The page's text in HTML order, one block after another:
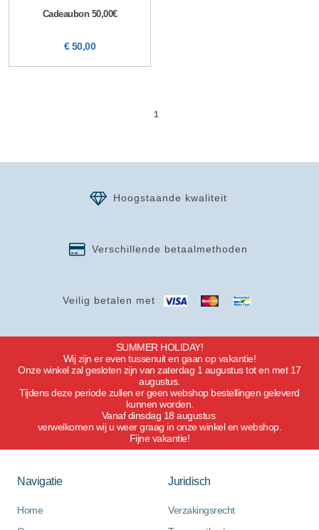
Cadeaubon 50,00€
€ 50,00
1
Veilig betalen met
Verschillende betaalmethoden
Hoogstaande kwaliteit
SUMMER HOLIDAY!
Wij zijn er even tussenuit en gaan op vakantie!
Onze winkel zal gesloten zijn van zaterdag 1 augustus tot en met 17
augustus.
Tijdens deze periode zullen er geen webshop bestellingen geleverd
kunnen worden.
Vanaf dinsdag 18 augustus
verwelkomen wij u weer graag in onze winkel en webshop.
Fijne vakantie!
Navigatie
Home
Juridisch
Verzakingsrecht